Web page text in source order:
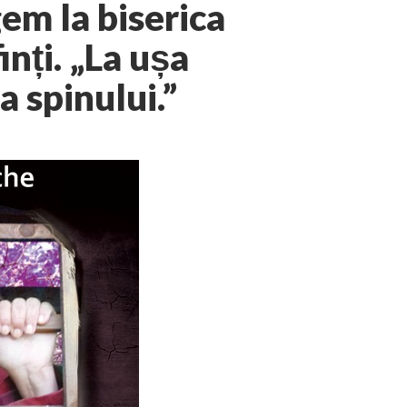
la biserica
„La ușa
spinului.”